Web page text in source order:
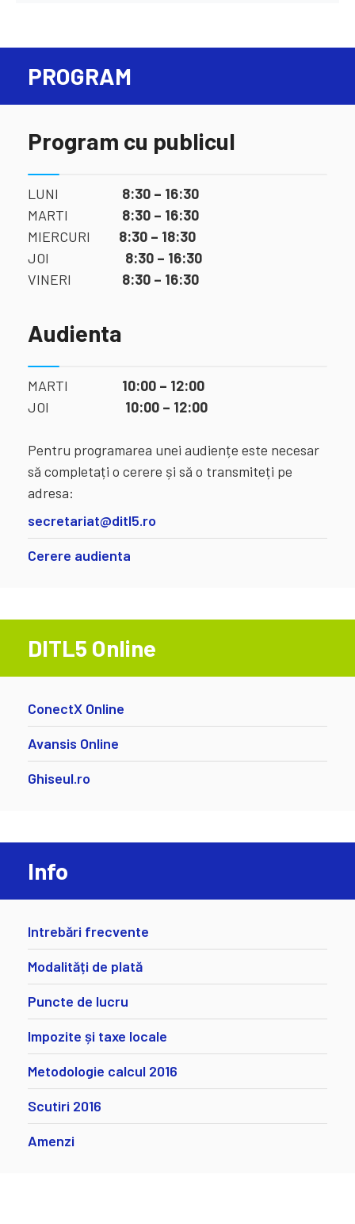
PROGRAM
Program cu publicul
LUNI 8:30 – 16:30
MARTI 8:30 – 16:30
MIERCURI 8:30 – 18:30
JOI 8:30 – 16:30
VINERI 8:30 – 16:30
Audienta
MARTI 10:00 – 12:00
JOI 10:00 – 12:00
Pentru programarea unei audiențe este necesar
să completați o cerere și să o transmiteți pe
adresa:
secretariat@ditl5.ro
Cerere audienta
DITL5 Online
ConectX Online
Avansis Online
Ghiseul.ro
Info
Intrebări frecvente
Modalități de plată
Puncte de lucru
Impozite și taxe locale
Metodologie calcul 2016
Scutiri 2016
Amenzi